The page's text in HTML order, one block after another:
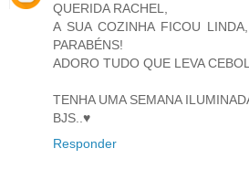
QUERIDA RACHEL,
A SUA COZINHA FICOU
PARABÉNS!
ADORO TUDO QUE LEVA
TENHA UMA SEMANA
BJS..♥
Responder